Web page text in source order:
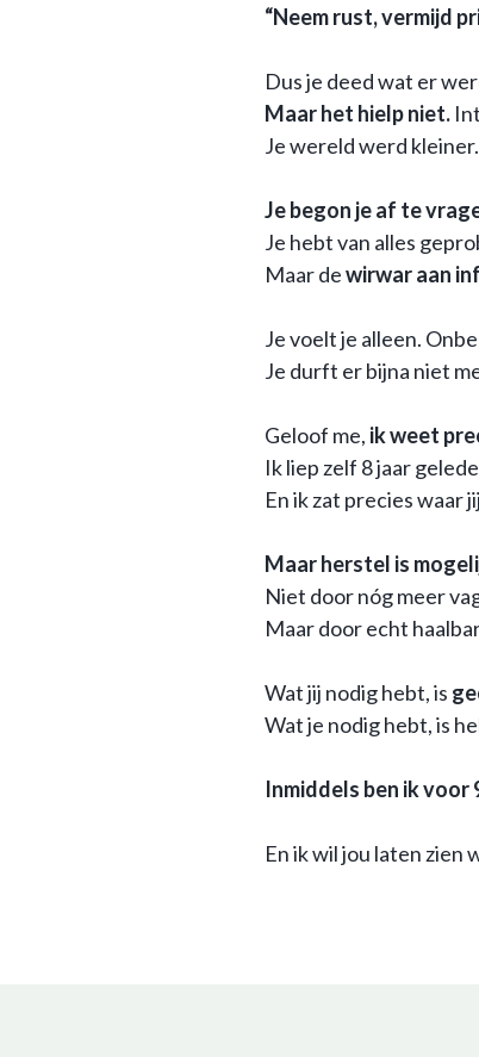
“Neem rust, vermijd
Dus je deed wat er
Maar het hielp niet.
Je wereld werd
Je begon je af te
Je hebt van alles
Maar dewirwar aan
Je voelt je alleen.
Je durft er bijna niet
Geloof me, ik weet
Ik liep zelf 8 jaar
En ik zat precies waar
Maar herstel is
Niet door nóg meer
Maar door echt
Wat jij nodig hebt, is
Wat je nodig hebt, is
Inmiddels ben ik voor
En ik wil jou laten zien